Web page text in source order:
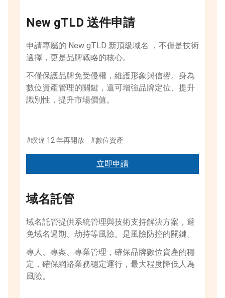
New gTLD 送件申請
申請專屬的 New gTLD 新頂級域名 ，不僅是技術
選擇，更是品牌戰略的核心。
不僅保護品牌免受侵權，維護形象與信譽。身為
數位資產管理的關鍵，還可增強品牌定位、提升
識別性，提升市場價值。
#睽違 12 年再開放 #數位資產
立即申請
域名託管
域名託管提供系統管理與技術支持解決方案，避
免域名過期、劫持等風險。是風險防控的關鍵。
專人、專案、專業管理，確保品牌數位資產的穩
定，確保網路業務穩定運行，最大程度降低人為
風險。